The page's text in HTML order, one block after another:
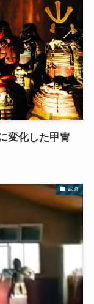
変化した甲冑
武道